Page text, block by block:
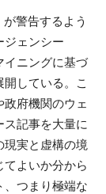
警告するよう
ジェンシー
イニングに基づ
している。こ
府機関のウェ
記事を大量に
実と虚構の境
よいか分から
、つまり極端な